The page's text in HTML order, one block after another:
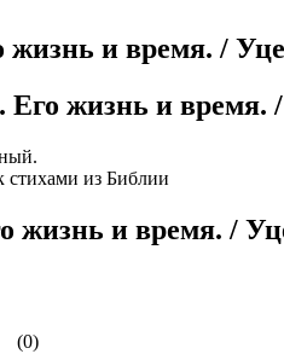
и время. /
Его жизнь и время.
стихами из Библии
жизнь и время. /
(0)